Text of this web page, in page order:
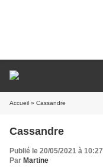
Accueil » Cassandre
Cassandre
Publié le 20/05/2021 à 10:27
Par Martine